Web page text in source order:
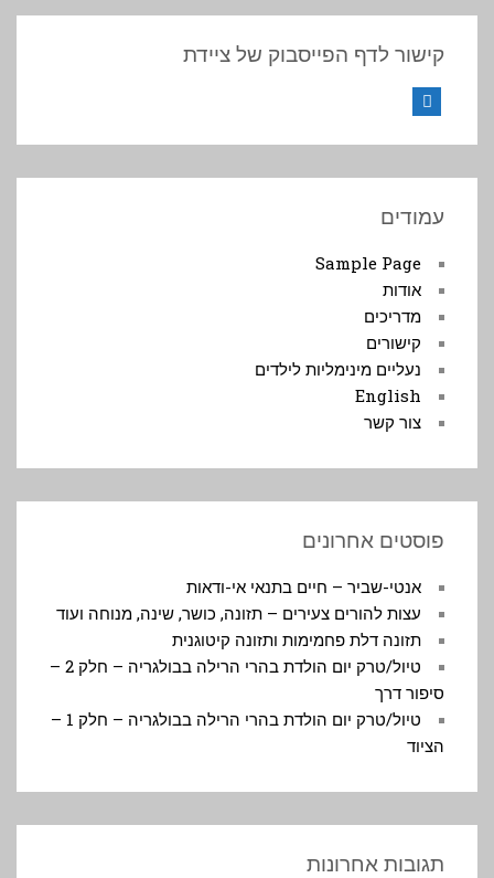
קישור לדף הפייסבוק של ציידת
עמודים
Sample Page
אודות
מדריכים
קישורים
נעליים מינימליות לילדים
English
צור קשר
פוסטים אחרונים
אנטי-שביר – חיים בתנאי אי-ודאות
עצות להורים צעירים – תזונה, כושר, שינה, מנוחה ועוד
תזונה דלת פחמימות ותזונה קיטוגנית
טיול/טרק יום הולדת בהרי הרילה בבולגריה – חלק 2 –
סיפור דרך
טיול/טרק יום הולדת בהרי הרילה בבולגריה – חלק 1 –
הציוד
תגובות אחרונות